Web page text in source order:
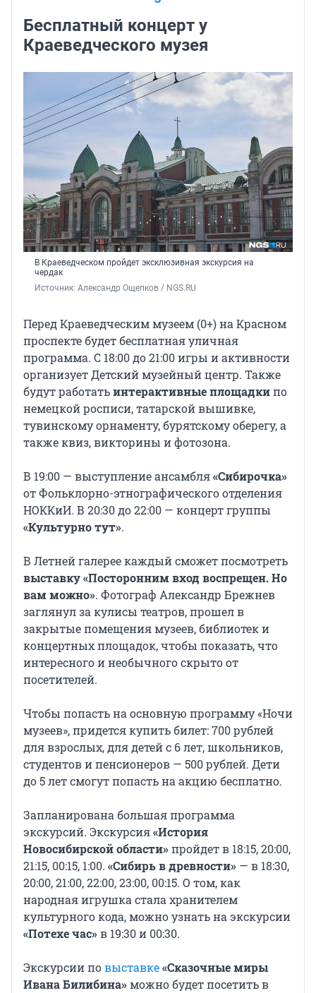
Бесплатный концерт у
Краеведческого музея
В Краеведческом пройдет эксклюзивная экскурсия на
чердак
Источник: Александр Ощепков / NGS.RU
Перед Краеведческим музеем (0+) на Красном
проспекте будет бесплатная уличная
программа. С 18:00 до 21:00 игры и активности
организует Детский музейный центр. Также
будут работатьинтерактивные площадкипо
немецкой росписи, татарской вышивке,
тувинскому орнаменту, бурятскому оберегу, а
также квиз, викторины и фотозона.
В 19:00 — выступление ансамбля«Сибирочка»
от Фольклорно-этнографического отделения
НОККиИ. В 20:30 до 22:00 — концерт группы
«Культурно тут».
В Летней галерее каждый сможет посмотреть
выставку «Посторонним вход воспрещен. Но
вам можно». Фотограф Александр Брежнев
заглянул за кулисы театров, прошел в
закрытые помещения музеев, библиотек и
концертных площадок, чтобы показать, что
интересного и необычного скрыто от
посетителей.
Чтобы попасть на основную программу «Ночи
музеев», придется купить билет: 700 рублей
для взрослых, для детей с 6 лет, школьников,
студентов и пенсионеров — 500 рублей. Дети
до 5 лет смогут попасть на акцию бесплатно.
Запланирована большая программа
экскурсий. Экскурсия«История
Новосибирской области»пройдет в 18:15, 20:00,
21:15, 00:15, 1:00. «Сибирь в древности» — в 18:30,
20:00, 21:00, 22:00, 23:00, 00:15. О том, как
народная игрушка стала хранителем
культурного кода, можно узнать на экскурсии
«Потехе час»в 19:30 и 00:30.
Экскурсии повыставке«Сказочные миры
Ивана Билибина»можно будет посетить в